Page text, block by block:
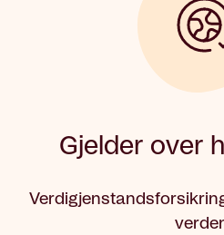
Gjelder over